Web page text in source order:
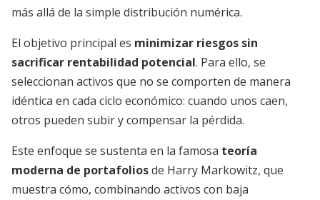
más allá de la simple distribución numérica.
El objetivo principal es minimizar riesgos sin
sacrificar rentabilidad potencial. Para ello, se
seleccionan activos que no se comporten de manera
idéntica en cada ciclo económico: cuando unos caen,
otros pueden subir y compensar la pérdida.
Este enfoque se sustenta en la famosa teoría
moderna de portafoliosde Harry Markowitz, que
muestra cómo, combinando activos con baja